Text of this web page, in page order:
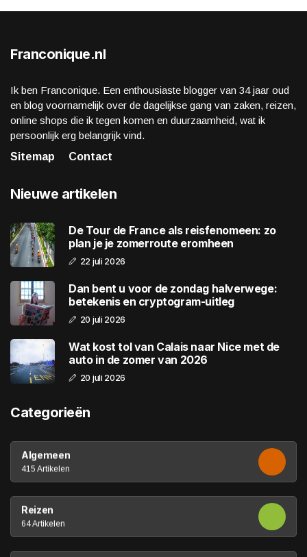
Franconique.nl
Ik ben Franconique. Een enthousiaste blogger van 34 jaar oud
en blog voornamelijk over de dagelijkse gang van zaken, reizen,
online shops die ik tegen komen en duurzaamheid, wat ik
persoonlijk erg belangrijk vind.
Sitemap
Contact
Nieuwe artikelen
De Tour de France als reisfenomeen: zo
plan je je zomerroute eromheen
22 juli 2026
Dan bent u voor de zondag halverwege:
betekenis en cryptogram-uitleg
20 juli 2026
Wat kost tol van Calais naar Nice met de
auto in de zomer van 2026
20 juli 2026
Categorieën
Algemeen
415 Artikelen
Reizen
64 Artikelen